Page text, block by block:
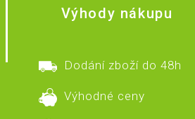
Výhody nákupu
Dodání zboží do 48h
Výhodné ceny